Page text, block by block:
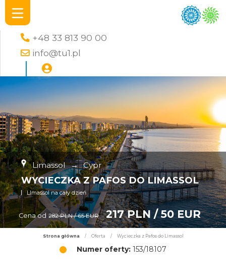
+48 33 813 90 00
info@tu1.pl
Limassol → Cypr
WYCIECZKA Z PAFOS DO LIMASSOL
LImassol na cały dzień
Cena od 282 PLN / 65 EUR 217 PLN / 50 EUR
Strona główna / Oferta / Wycieczka z Pafos do Limassol
Numer oferty: 153/18107